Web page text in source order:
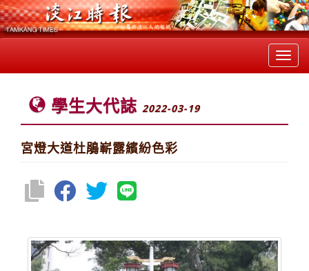
學生大代誌 2022-03-19
宮燈大道杜鵑嶄露繽紛色彩